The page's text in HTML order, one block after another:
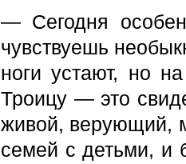
— Сегодня
чувствуешь
ноги устают, но
Троицу — это
живой, верующий,
семей с детьми, и